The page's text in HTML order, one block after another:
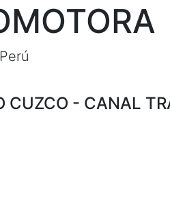
Perú
CUZCO - CANAL